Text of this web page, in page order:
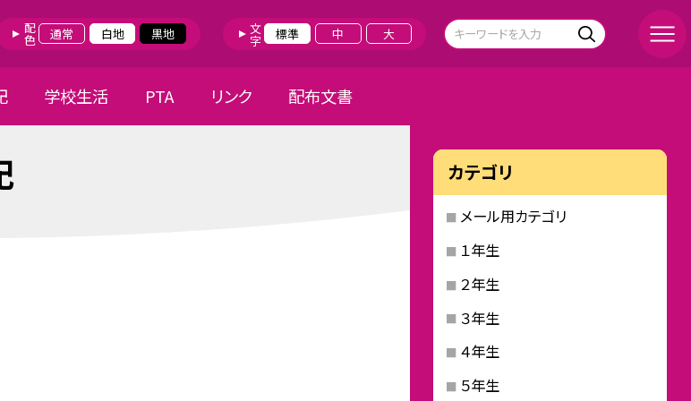
配色 通常 白地 黒地 文字 標準 中 大
学校生活 PTA リンク 配布文書
カテゴリ
メール用カテゴリ
１年生
２年生
３年生
４年生
５年生